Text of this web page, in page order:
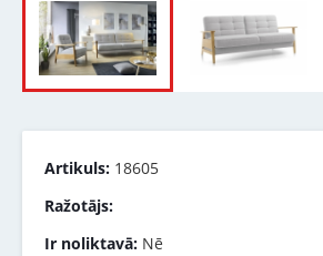
Artikuls: 18605
Ražotājs:
Ir noliktavā: Nē